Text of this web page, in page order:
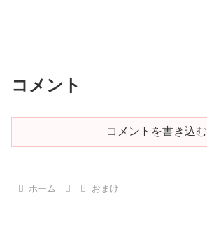
コメント
コメントを書き込む
ホーム おまけ